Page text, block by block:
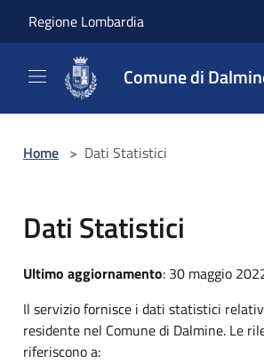
Regione Lombardia
Comune di
Home > Dati Statistici
Dati Statistici
Ultimo aggiornamento: 30 maggio
Il servizio fornisce i dati statistici
residente nel Comune di Dalmine. Le
riferiscono a: